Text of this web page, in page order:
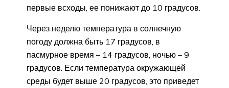
первые всходы, ее понижают до 10 градусов.
Через неделю температура в солнечную
погоду должна быть 17 градусов, в
пасмурное время – 14 градусов, ночью – 9
градусов. Если температура окружающей
среды будет выше 20 градусов, это приведет